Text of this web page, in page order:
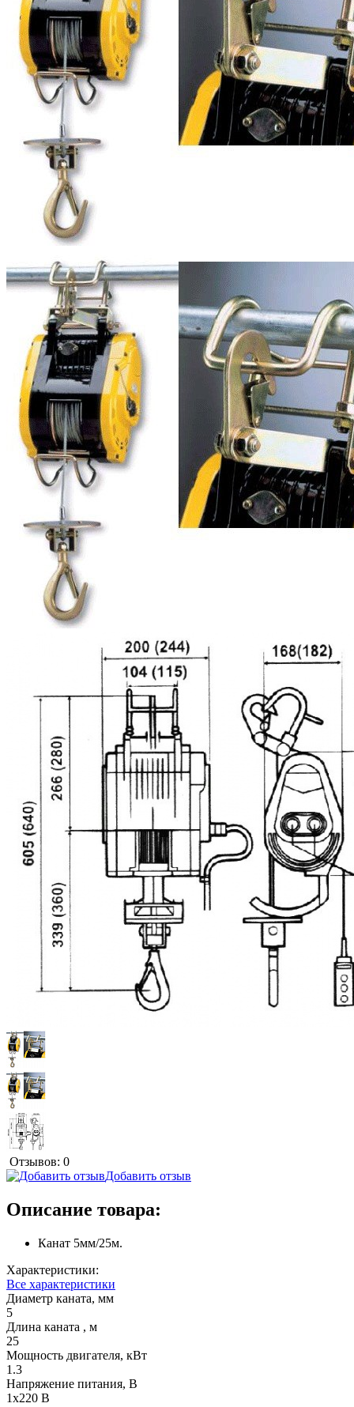
Отзывов: 0
Добавить отзыв
Описание товара:
Канат 5мм/25м.
Характеристики:
Все характеристики
Диаметр каната, мм
5
Длина каната , м
25
Мощность двигателя, кВт
1.3
Напряжение питания, В
1x220 В